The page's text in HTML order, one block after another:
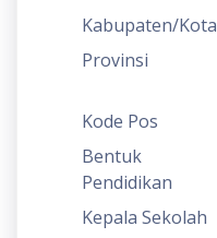
Kabupaten/Kota
Provinsi
Kode Pos
Bentuk
Pendidikan
Kepala Sekolah